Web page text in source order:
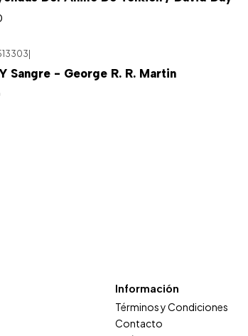
Sangre - George R. R. Martin
Información
Términos y Condiciones
Contacto